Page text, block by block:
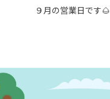
９月の営業日です🌰